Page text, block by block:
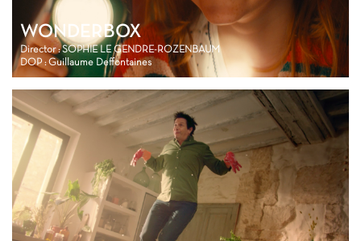
WONDERBOX
Director : SOPHIE LE GENDRE-ROZENBAUM
DOP : Guillaume Deffontaines